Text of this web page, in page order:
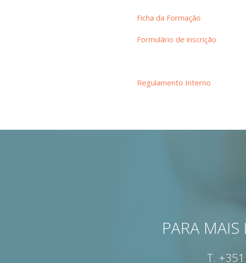
Ficha da Formação
Formulário de inscrição
Regulamento Interno
PARA
T.